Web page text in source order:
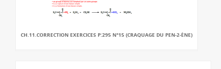
CH.11.CORRECTION EXERCICES P:295 N°15 (CRAQUAGE DU PEN-2-ÈNE)